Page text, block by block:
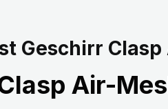
Geschirr
Air-